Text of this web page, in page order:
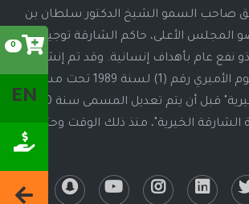
0
EN
أطلق صاحب السمو الشيخ الدكتور سلطان بن
الأعلى، حاكم الشارقة توجيهاته
نفع عام بأهداف إنسانية. وقد تم إنشاء
ذلك الصرح بالمرسوم الأميري رقم (1) لسنة 1989 تحت مسمى
"جمعية الأعمال الخيرية" قبل أن يتم تعديل المسمى سنة 2000م،
الخيرية"، منذ ذلك الوقت وحتى الآن